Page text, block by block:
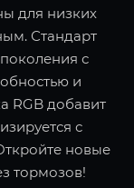
для низких
Стандарт
с
и
RGB добавит
с
новые
тормозов!